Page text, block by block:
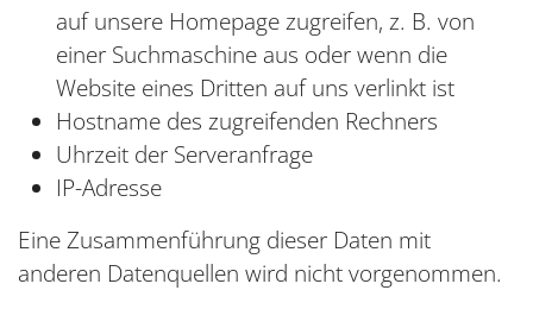
auf unsere Homepage zugreifen, z. B. von
einer Suchmaschine aus oder wenn die
Website eines Dritten auf uns verlinkt ist
Hostname des zugreifenden Rechners
Uhrzeit der Serveranfrage
IP-Adresse
Eine Zusammenführung dieser Daten mit
anderen Datenquellen wird nicht vorgenommen.